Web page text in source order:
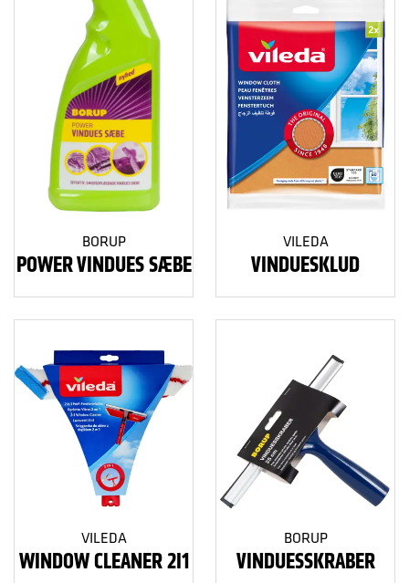
BORUP
POWER VINDUES SÆBE
VILEDA
VINDUESKLUD
VILEDA
WINDOW CLEANER 2I1
BORUP
VINDUESSKRABER